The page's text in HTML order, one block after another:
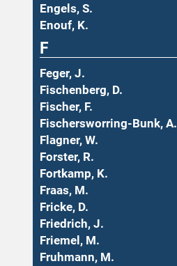
Engels, S.
Enouf, K.
F
Feger, J.
Fischenberg, D.
Fischer, F.
Fischersworring-Bunk, A.
Flagner, W.
Forster, R.
Fortkamp, K.
Fraas, M.
Fricke, D.
Friedrich, J.
Friemel, M.
Fruhmann, M.